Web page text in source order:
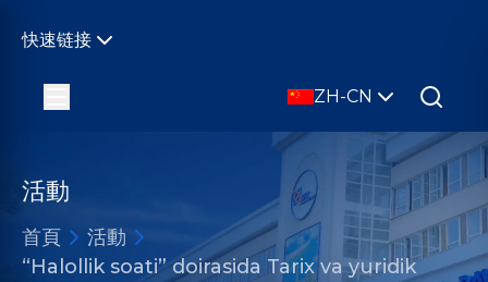
快速链接
ZH-CN
活動
首頁
活動
“Halollik soati” doirasida Tarix va yuridik